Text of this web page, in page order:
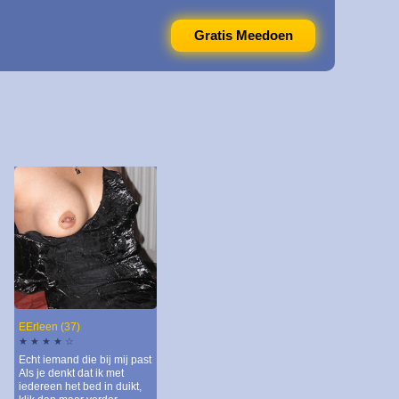
Gratis Meedoen
EErleen (37)
★ ★ ★ ★ ☆
Echt iemand die bij mij past
Als je denkt dat ik met
iedereen het bed in duikt,